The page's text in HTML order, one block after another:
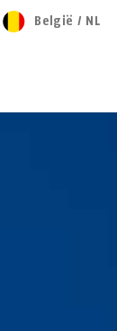
België / NL